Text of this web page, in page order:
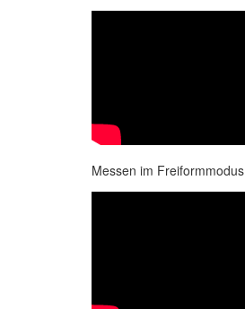
Messen im Freiformmodus